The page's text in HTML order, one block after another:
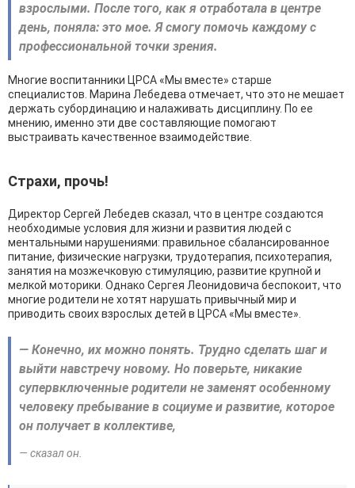
взрослыми. После того, как я отработала в центре
день, поняла: это мое. Я смогу помочь каждому с
профессиональной точки зрения.
Многие воспитанники ЦРСА «Мы вместе» старше
специалистов. Марина Лебедева отмечает, что это не мешает
держать субординацию и налаживать дисциплину. По ее
мнению, именно эти две составляющие помогают
выстраивать качественное взаимодействие.
Страхи, прочь!
Директор Сергей Лебедев сказал, что в центре создаются
необходимые условия для жизни и развития людей с
ментальными нарушениями: правильное сбалансированное
питание, физические нагрузки, трудотерапия, психотерапия,
занятия на мозжечковую стимуляцию, развитие крупной и
мелкой моторики. Однако Сергея Леонидовича беспокоит, что
многие родители не хотят нарушать привычный мир и
приводить своих взрослых детей в ЦРСА «Мы вместе».
— Конечно, их можно понять. Трудно сделать шаг и
выйти навстречу новому. Но поверьте, никакие
супервключенные родители не заменят особенному
человеку пребывание в социуме и развитие, которое
он получает в коллективе,
— сказал он.